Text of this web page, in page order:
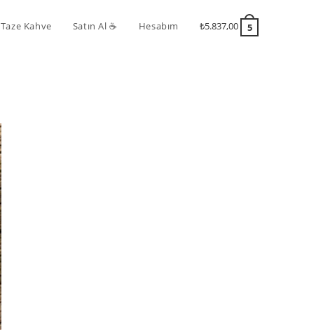
Taze Kahve Satın Al ☕️ Hesabım ₺5.837,00 5